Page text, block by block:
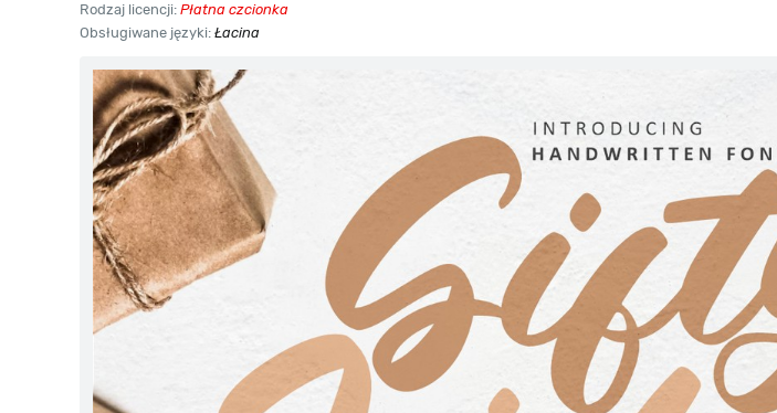
Rodzaj licencji: Płatna czcionka
Obsługiwane języki: Łacina